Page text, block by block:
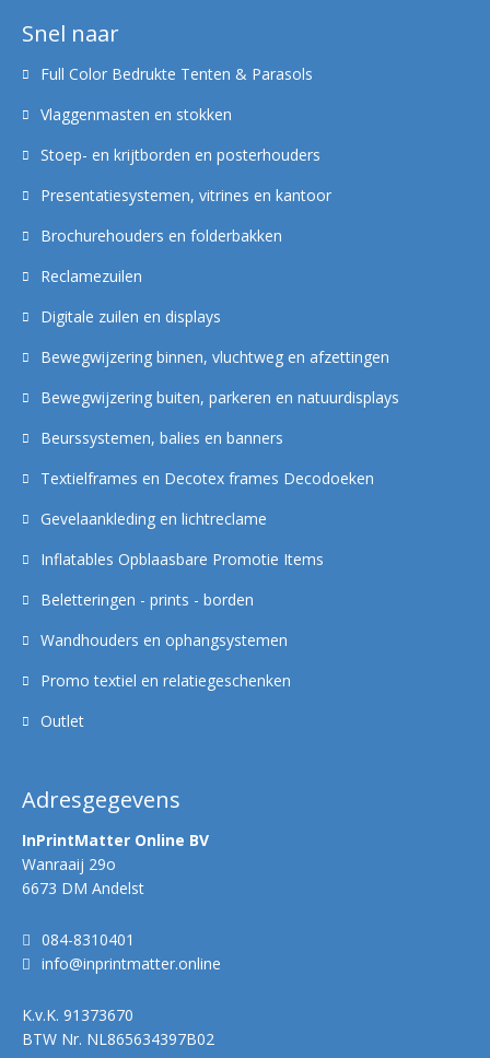
Adresgegevens
InPrintMatter Online BV
Wanraaij 29o
6673 DM Andelst
084-8310401
info@inprintmatter.online
K.v.K. 91373670
BTW Nr. NL865634397B02
Snel naar
Full Color Bedrukte Tenten & Parasols
Vlaggenmasten en stokken
Stoep- en krijtborden en posterhouders
Presentatiesystemen, vitrines en kantoor
Brochurehouders en folderbakken
Reclamezuilen
Digitale zuilen en displays
Bewegwijzering binnen, vluchtweg en afzettingen
Bewegwijzering buiten, parkeren en natuurdisplays
Beurssystemen, balies en banners
Textielframes en Decotex frames Decodoeken
Gevelaankleding en lichtreclame
Inflatables Opblaasbare Promotie Items
Beletteringen - prints - borden
Wandhouders en ophangsystemen
Promo textiel en relatiegeschenken
Outlet